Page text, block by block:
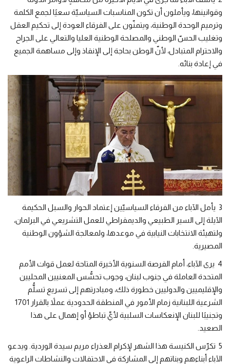
وقوانينها، ويأملون أن تكون المناسبات السياسيّة سعيًا لجمع الكلمة
وترميم الوحدة الوطنية، ويتمنّون على الفرقاء العودة إلى تحكيم العقل
وتغليب الحسّ الوطني والمصلحة الوطنية العليا والتعالي على الجراح
والاحترام المتبادل، لأنّ الوطن بحاجة إلى الإنقاذ وإلى مساهمة الجميع
في إعادة بنائه
3 يأمل الآباء من الفرقاء السياسيّين إعتماد الحوار والسبل الحكيمة
الآيلة إلى السير الطبيعي والديمقراطي للعمل التشريعي في البرلمان،
ولتهيئة الانتخابات النيابية في موعدها، ولمعالجة الشؤون الوطنية
المصيرية
4 يرى الآباء، أمام الفرصة السنوية الأخيرة المتاحة لعمل قوات الأمم
المتحدة العاملة في جنوب لبنان، وجوب تحسُّس المعنيين المحليين
والإقليميين والدوليين خطورة ذلك، ومبادرتهم إلى تسريع تسلُّم
الشرعية اللبنانية زمام الأمور في المنطقة الحدودية عملاً بالقرار 1701
وتجنيبًا للبنان الإنعكاسات السلبية لأيِّ تباطؤ أو إهمال على هذا
الصعيد
5 تكرّس الكنيسة هذا الشهر لإكرام العذراء مريم سيدة الوردية. ويدعو
الآباء أبناءهم وبناتهم إلى المشاركة في الاحتفالات والنشاطات الراعوية